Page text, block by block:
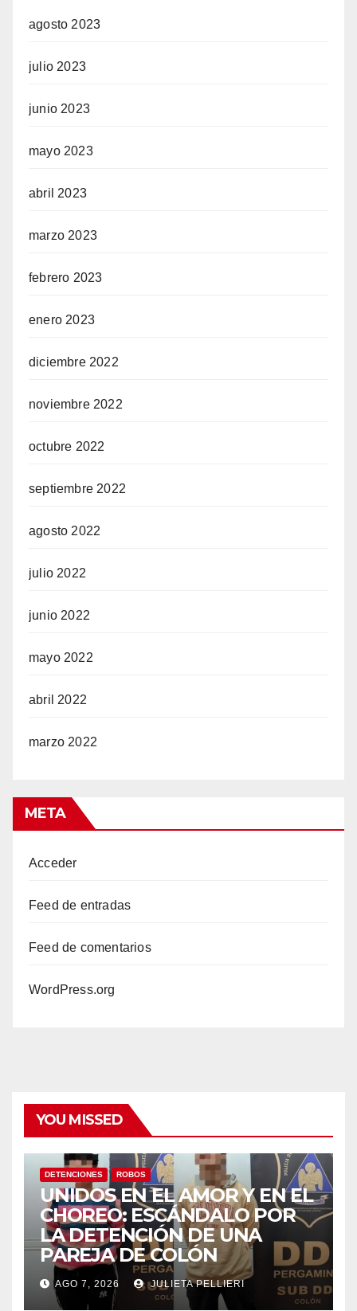
agosto 2023
julio 2023
junio 2023
mayo 2023
abril 2023
marzo 2023
febrero 2023
enero 2023
diciembre 2022
noviembre 2022
octubre 2022
septiembre 2022
agosto 2022
julio 2022
junio 2022
mayo 2022
abril 2022
marzo 2022
META
Acceder
Feed de entradas
Feed de comentarios
WordPress.org
YOU MISSED
DETENCIONES ROBOS
UNIDOS EN EL AMOR Y EN EL
CHOREO: ESCÁNDALO POR
LA DETENCIÓN DE UNA
PAREJA DE COLÓN
AGO 7, 2026 JULIETA PELLIERI